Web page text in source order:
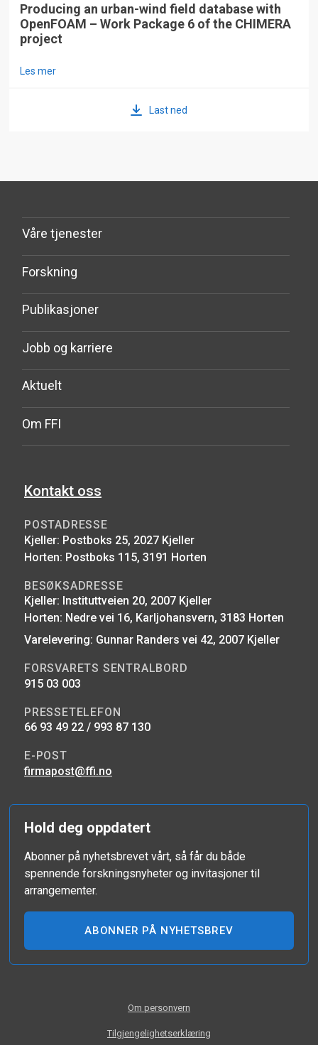
Producing an urban-wind field database with
OpenFOAM – Work Package 6 of the CHIMERA
project
Les mer
Last ned
Våre tjenester
Forskning
Publikasjoner
Jobb og karriere
Aktuelt
Om FFI
Kontakt oss
POSTADRESSE
Kjeller: Postboks 25, 2027 Kjeller
Horten: Postboks 115, 3191 Horten
BESØKSADRESSE
Kjeller: Instituttveien 20, 2007 Kjeller
Horten: Nedre vei 16, Karljohansvern, 3183 Horten
Varelevering: Gunnar Randers vei 42, 2007 Kjeller
FORSVARETS SENTRALBORD
915 03 003
PRESSETELEFON
66 93 49 22 / 993 87 130
E-POST
firmapost@ffi.no
Hold deg oppdatert
Abonner på nyhetsbrevet vårt, så får du både
spennende forskningsnyheter og invitasjoner til
arrangementer.
ABONNER PÅ NYHETSBREV
Om personvern
Tilgjengelighetserklæring